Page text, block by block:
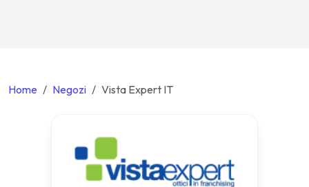
Home Negozi Vista Expert IT